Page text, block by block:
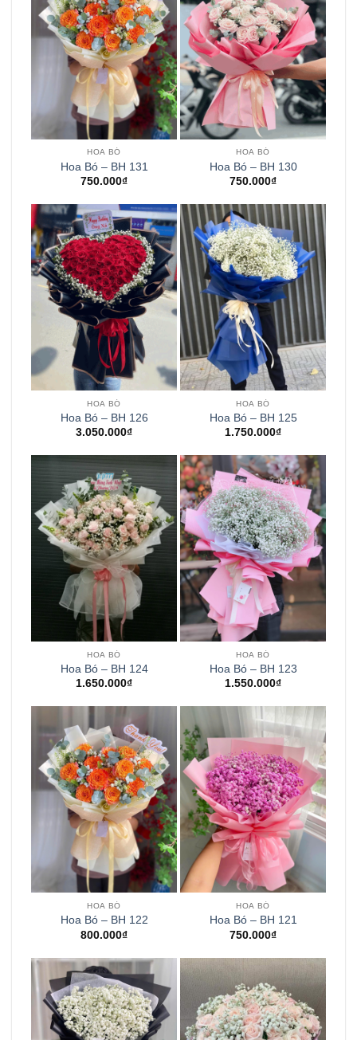
HOA BÓ
Hoa Bó – BH 131
750.000₫
HOA BÓ
Hoa Bó – BH 130
750.000₫
HOA BÓ
Hoa Bó – BH 126
3.050.000₫
HOA BÓ
Hoa Bó – BH 125
1.750.000₫
HOA BÓ
Hoa Bó – BH 124
1.650.000₫
HOA BÓ
Hoa Bó – BH 123
1.550.000₫
HOA BÓ
Hoa Bó – BH 122
800.000₫
HOA BÓ
Hoa Bó – BH 121
750.000₫